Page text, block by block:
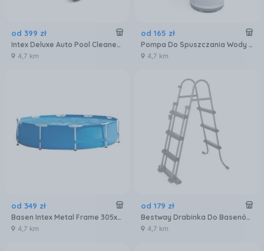
od 399 zł
Intex Deluxe Auto Pool Cleaner Zx300 28005
4,7 km
od 165 zł
Pompa Do Spuszczania Wody Z Basenu 3028L/H 58230
4,7 km
od 349 zł
Basen Intex Metal Frame 305x76cm 28200NP
4,7 km
od 179 zł
Bestway Drabinka Do Basenów Ladder 107cm 58330
4,7 km